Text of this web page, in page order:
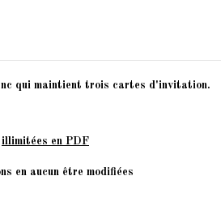
qui maintient trois cartes d'invitation.
illimitées en PDF
en aucun être modifiées